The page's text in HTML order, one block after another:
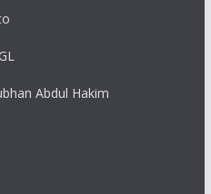
Abdul Hakim